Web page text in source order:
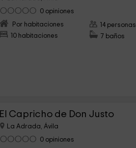
0 opiniones
Por habitaciones
10 habitaciones
14 personas
7 baños
El Capricho de Don Justo
La Adrada, Ávila
0 opiniones